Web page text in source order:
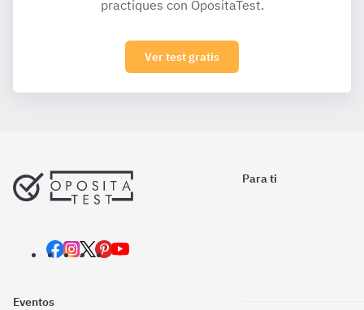
practiques con OpositaTest.
Ver test gratis
Para ti
Eventos